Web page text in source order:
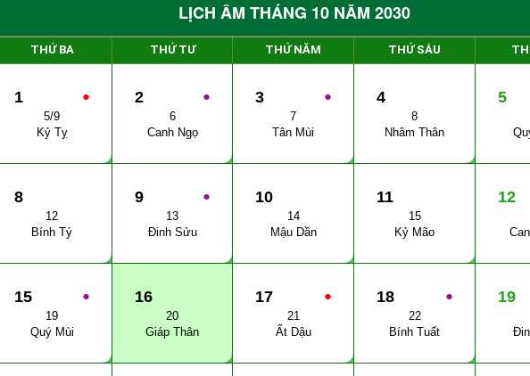
LỊCH ÂM THÁNG 10 NĂM 2030
THỨ BA THỨ TƯ THỨ NĂM THỨ SÁU
●
1
5/9
Kỷ Tỵ
●
2
6
Canh Ngọ
●
3
7
Tân Mùi
4
8
Nhâm Thân
5
8
12
Bính Tý
●
9
13
Đinh Sửu
10
14
Mậu Dần
11
15
Kỷ Mão
12
●
15
19
Quý Mùi
16
20
Giáp Thân
●
17
21
Ất Dậu
●
18
22
Bính Tuất
19